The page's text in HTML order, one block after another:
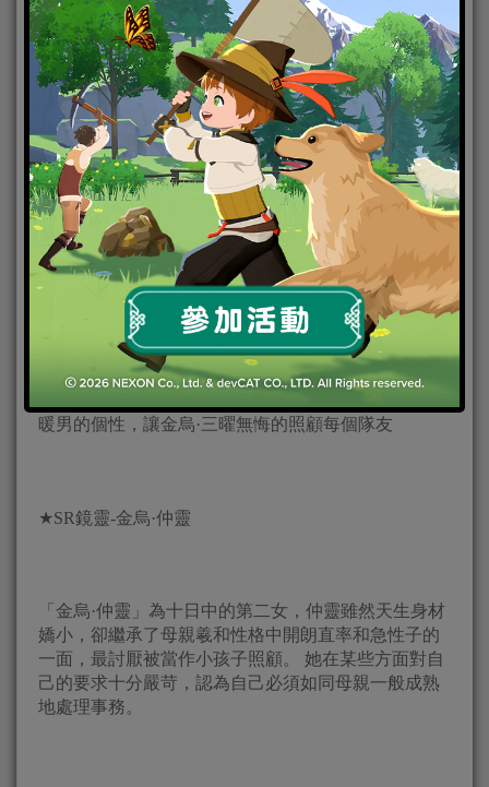
「灼燒」。而三曜的復活技能，可以復活隊伍死亡的
角色，提升等級後，當三曜死亡時，在死亡前還會主
動施放復活全體隊友，並恢復特定血量，如此強悍的
技能效果影響隊伍在戰鬥中的勝負關鍵。
暖男的個性，讓金烏·三曜無悔的照顧每個隊友
★SR鏡靈-金烏·仲靈
「金烏·仲靈」為十日中的第二女，仲靈雖然天生身材
嬌小，卻繼承了母親羲和性格中開朗直率和急性子的
一面，最討厭被當作小孩子照顧。 她在某些方面對自
己的要求十分嚴苛，認為自己必須如同母親一般成熟
地處理事務。